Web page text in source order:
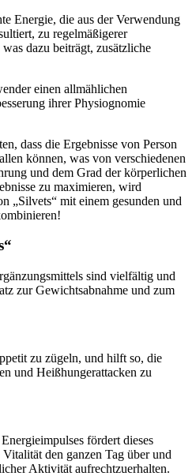
Energie, die aus der Verwendung
zu regelmäßigerer
dazu beiträgt, zusätzliche
einen allmählichen
ihrer Physiognomie
dass die Ergebnisse von Person
können, was von verschiedenen
und dem Grad der körperlichen
zu maximieren, wird
„Silvets“ mit einem gesunden und
sind vielfältig und
zur Gewichtsabnahme und zum
zu zügeln, und hilft so, die
und Heißhungerattacken zu
fördert dieses
den ganzen Tag über und
Aktivität aufrechtzuerhalten.